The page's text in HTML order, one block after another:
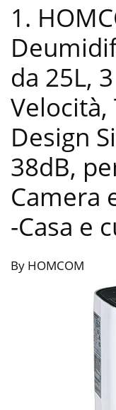
1.
da 25L,
Design
38dB,
Camera
-Casa e
By HOMCOM